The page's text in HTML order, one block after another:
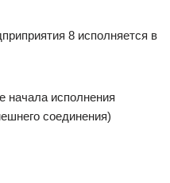
8 исполняется в
начала исполнения
соединения)